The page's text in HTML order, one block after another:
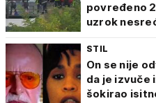
povređeno
uzrok
STIL
On se nije
da je izvuče
šokirao